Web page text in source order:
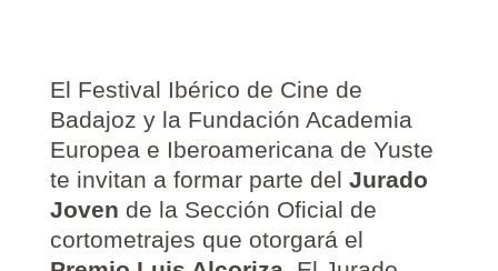
El Festival Ibérico de Cine de
Badajoz y la Fundación Academia
Europea e Iberoamericana de Yuste
te invitan a formar parte del Jurado
Joven de la Sección Oficial de
cortometrajes que otorgará el